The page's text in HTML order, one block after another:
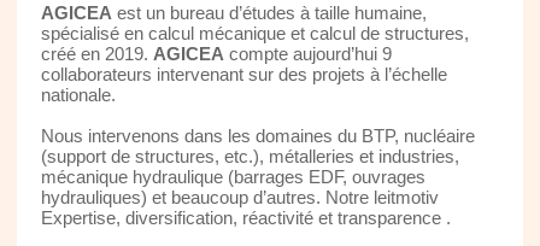
AGICEA est un bureau d’études à taille humaine,
spécialisé en calcul mécanique et calcul de structures,
créé en 2019. AGICEA compte aujourd’hui 9
collaborateurs intervenant sur des projets à l’échelle
nationale.
Nous intervenons dans les domaines du BTP, nucléaire
(support de structures, etc.), métalleries et industries,
mécanique hydraulique (barrages EDF, ouvrages
hydrauliques) et beaucoup d’autres. Notre leitmotiv
Expertise, diversification, réactivité et transparence .